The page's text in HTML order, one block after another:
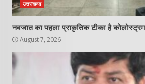
उत्तराखण्ड
नवजात का पहला प्राकृतिक टीका है कोलोस्ट्रम
August 7, 2026